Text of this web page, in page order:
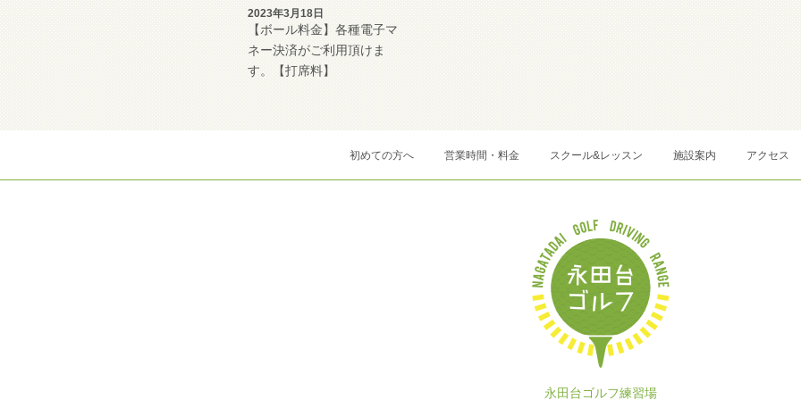
2023年3月18日
【ボール料金】各種電子マ
ネー決済がご利用頂けま
す。【打席料】
初めての方へ 営業時間・料金 スクール&レッスン 施設案内 アクセス
永田台ゴルフ練習場